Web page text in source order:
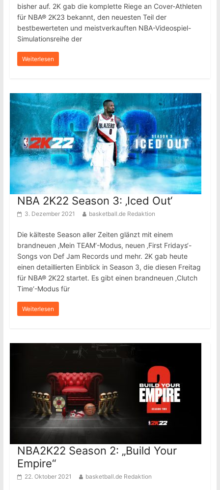
bisher auf. 2K gab die komplette Riege an Cover-Athleten
für NBA® 2K23 bekannt, den neuesten Teil der
bestbewerteten und meistverkauften NBA-Videospiel-
Simulationsreihe der
Weiterlesen
NBA 2K22 Season 3: ‚Iced Out‘
3. Dezember 2021 basketball.de Redaktion
Die kälteste Season aller Zeiten glänzt mit einem
brandneuen ‚Mein TEAM‘-Modus, neuen ‚First Fridays‘-
Songs von Def Jam Records und mehr. 2K gab heute
einen detaillierten Einblick in Season 3, die diesen Freitag
für NBA® 2K22 startet. Es gibt einen brandneuen ‚Clutch
Time‘-Modus für
Weiterlesen
NBA2K22 Season 2: „Build Your
Empire“
22. Oktober 2021 basketball.de Redaktion